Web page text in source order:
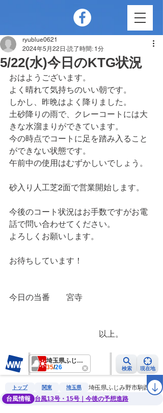
5/22(水)今日のKTG状況
ryublue0621
2024年5月22日 読了時間: 1分
おはようございます。
よく晴れて気持ちのいい朝です。
しかし、昨晩はよく降りました。
土砂降りの雨で、クレーコートには大
きな水溜まりができています。
今の時点でコートに足を踏み入ること
ができない状態です。
午前中の使用はむずかしいでしょう。
砂入り人工芝2面で営業開始します。
今後のコート状況はお手数ですがお電
話で問い合わせてください。
よろしくお願いします。
お待ちしています！
今日の当番　　宮寺
以上。